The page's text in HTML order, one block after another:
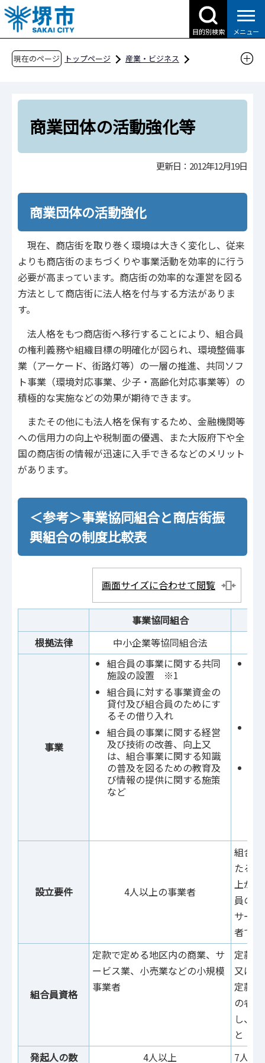
こ
の
ペ
目的別検索 メニュー
現在のページ トップページ
産業・ビジネス
産業振興関連資料、各種団体関連
商業団体の活動強化等
商業団体の活動強化等
更新日：2012年12月19日
商業団体の活動強化
現在、商店街を取り巻く環境は大きく変化し、従来
よりも商店街のまちづくりや事業活動を効率的に行う
必要が高まっています。商店街の効率的な運営を図る
方法として商店街に法人格を付与する方法がありま
す。
法人格をもつ商店街へ移行することにより、組合員
の権利義務や組織目標の明確化が図られ、環境整備事
業（アーケード、街路灯等）の一層の推進、共同ソフ
ト事業（環境対応事業、少子・高齢化対応事業等）の
積極的な実施などの効果が期待できます。
またその他にも法人格を保有するため、金融機関等
への信用力の向上や税制面の優遇、また大阪府下や全
国の商店街の情報が迅速に入手できるなどのメリット
があります。
＜参考＞事業協同組合と商店街振
興組合の制度比較表
画面サイズに合わせて閲覧
事業協同組合
根拠法律
中小企業等協同組合法
事業
組合員の事業に関する共同
施設の設置 ※1
組合員に対する事業資金の
貸付及び組合員のためにす
るその借り入れ
組合員の事業に関する経営
及び技術の改善、向上又
は、組合事業に関する知識
の普及を図るための教育及
び情報の提供に関する施策
など
設立要件 4人以上の事業者
組合
たる
上が
員の2
サー
者で
組合員資格
定款で定める地区内の商業、サ
ービス業、小売業などの小規模
事業者
定款
又は
定款
の者
し、
と
発起人の数
4人以上 7人以